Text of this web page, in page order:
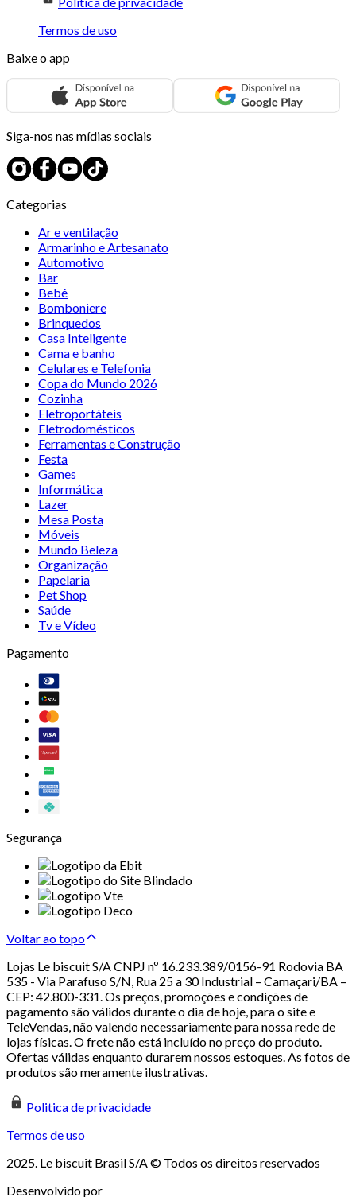
Termos de uso
Baixe o app
Siga-nos nas mídias sociais
Categorias
Ar e ventilação
Armarinho e Artesanato
Automotivo
Bar
Bebê
Bomboniere
Brinquedos
Casa Inteligente
Cama e banho
Celulares e Telefonia
Copa do Mundo 2026
Cozinha
Eletroportáteis
Eletrodomésticos
Ferramentas e Construção
Festa
Games
Informática
Lazer
Mesa Posta
Móveis
Mundo Beleza
Organização
Papelaria
Pet Shop
Saúde
Tv e Vídeo
Pagamento
Segurança
Voltar ao topo
Lojas Le biscuit S/A CNPJ nº 16.233.389/0156-91 Rodovia BA
535 - Via Parafuso S/N, Rua 25 a 30 Industrial – Camaçari/BA –
CEP: 42.800-331. Os preços, promoções e condições de
pagamento são válidos durante o dia de hoje, para o site e
TeleVendas, não valendo necessariamente para nossa rede de
lojas físicas. O frete não está incluído no preço do produto.
Ofertas válidas enquanto durarem nossos estoques. As fotos de
produtos são meramente ilustrativas.
Politica de privacidade
Termos de uso
2025. Le biscuit Brasil S/A © Todos os direitos reservados
Desenvolvido por